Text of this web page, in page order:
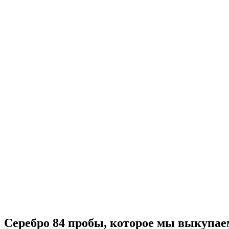
Серебро 84 пробы, которое мы